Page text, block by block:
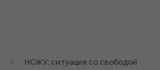
НСЖУ: ситуация со свободой